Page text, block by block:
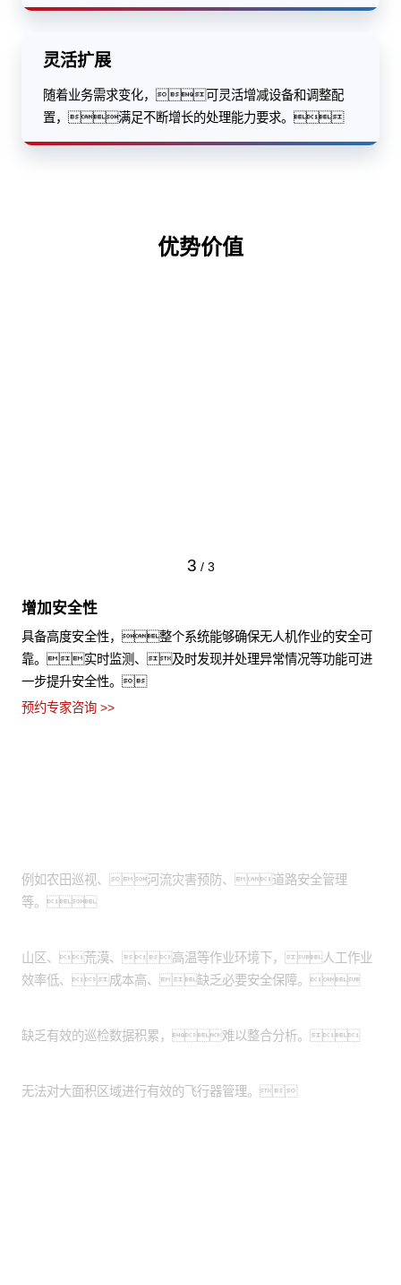
灵活扩展
随着业务需求变化，可灵活增减设备和调整配
置，满足不断增长的处理能力要求。
优势价值
3 / 3
增加安全性
具备高度安全性，整个系统能够确保无人机作业的安全可
靠。实时监测、及时发现并处理异常情况等功能可进
一步提升安全性。
预约专家咨询 >>
例如农田巡视、河流灾害预防、道路安全管理
等。
山区、荒漠、高温等作业环境下，人工作业
效率低、成本高、缺乏必要安全保障。
缺乏有效的巡检数据积累，难以整合分析。
无法对大面积区域进行有效的飞行器管理。